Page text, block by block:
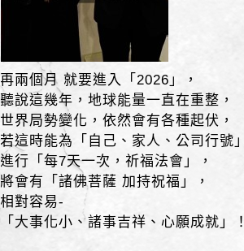
再兩個月 就要進入「2026」，
聽說這幾年，地球能量一直在重整，
世界局勢變化，依然會有各種起伏，
若這時能為「自己、家人、公司行號
進行「每7天一次，祈福法會」，
將會有「諸佛菩薩 加持祝福」，
相對容易-
「大事化小、諸事吉祥、心願成就」